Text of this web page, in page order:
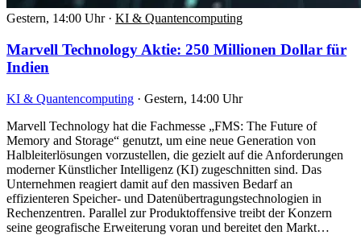
Gestern, 14:00 Uhr · KI & Quantencomputing
Marvell Technology Aktie: 250 Millionen Dollar für
Indien
KI & Quantencomputing · Gestern, 14:00 Uhr
Marvell Technology hat die Fachmesse „FMS: The Future of
Memory and Storage“ genutzt, um eine neue Generation von
Halbleiterlösungen vorzustellen, die gezielt auf die Anforderungen
moderner Künstlicher Intelligenz (KI) zugeschnitten sind. Das
Unternehmen reagiert damit auf den massiven Bedarf an
effizienteren Speicher- und Datenübertragungstechnologien in
Rechenzentren. Parallel zur Produktoffensive treibt der Konzern
seine geografische Erweiterung voran und bereitet den Markt…